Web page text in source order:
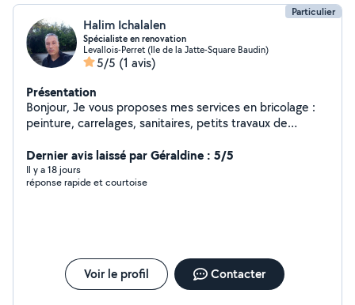
Particulier
Halim Ichalalen
Spécialiste en renovation
Levallois-Perret (Ile de la Jatte-Square Baudin)
5/5 (1 avis)
Présentation
Bonjour, Je vous proposes mes services en bricolage :
peinture, carrelages, sanitaires, petits travaux de
fixation de tringles,.... Et en jardinage sur Paris et la
petite couronne. J'ai travaillé dans la rénovation
d'appartements et d'immeubles sur la région parisienne.
Dernier avis laissé par Géraldine : 5/5
Il y a 18 jours
réponse rapide et courtoise
Voir le profil Contacter